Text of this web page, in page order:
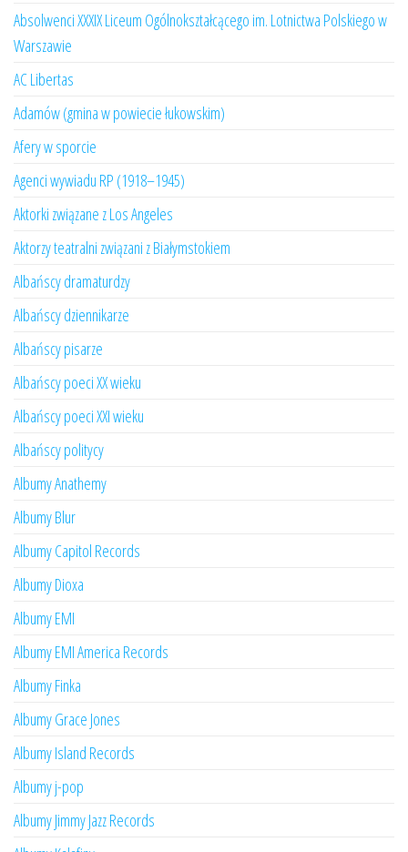
Absolwenci XXXIX Liceum Ogólnokształcącego im. Lotnictwa Polskiego w
Warszawie
AC Libertas
Adamów (gmina w powiecie łukowskim)
Afery w sporcie
Agenci wywiadu RP (1918–1945)
Aktorki związane z Los Angeles
Aktorzy teatralni związani z Białymstokiem
Albańscy dramaturdzy
Albańscy dziennikarze
Albańscy pisarze
Albańscy poeci XX wieku
Albańscy poeci XXI wieku
Albańscy politycy
Albumy Anathemy
Albumy Blur
Albumy Capitol Records
Albumy Dioxa
Albumy EMI
Albumy EMI America Records
Albumy Finka
Albumy Grace Jones
Albumy Island Records
Albumy j-pop
Albumy Jimmy Jazz Records